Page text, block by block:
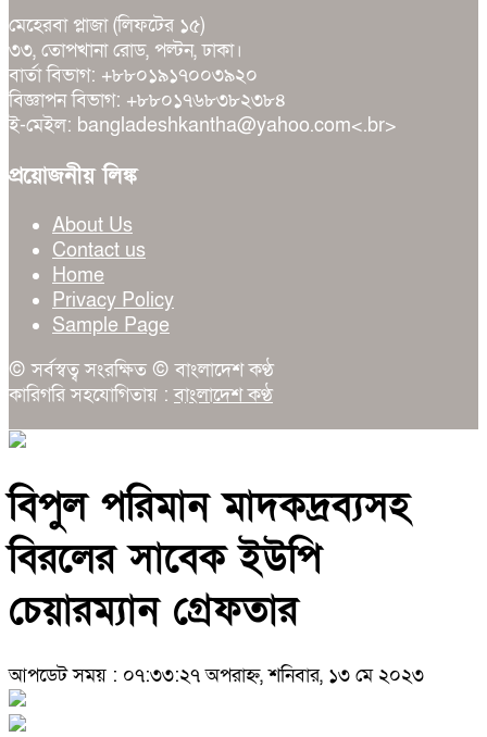
মেহেরবা প্লাজা (লিফটের ১৫)
৩৩, তোপখানা রোড, পল্টন, ঢাকা।
বার্তা বিভাগ: +৮৮০১৯১৭০০৩৯২০
বিজ্ঞাপন বিভাগ: +৮৮০১৭৬৮৩৮২৩৮৪
ই-মেইল: bangladeshkantha@yahoo.com<.br>
প্রয়োজনীয় লিঙ্ক
About Us
Contact us
Home
Privacy Policy
Sample Page
© সর্বস্বত্ব সংরক্ষিত © বাংলাদেশ কণ্ঠ
কারিগরি সহযোগিতায় :বাংলাদেশ কণ্ঠ
বিপুল পরিমান মাদকদ্রব‍্যসহ
বিরলের সাবেক ইউপি
চেয়ারম‍্যান গ্রেফতার
আপডেট সময় : ০৭:৩৩:২৭ অপরাহ্ন, শনিবার, ১৩ মে ২০২৩